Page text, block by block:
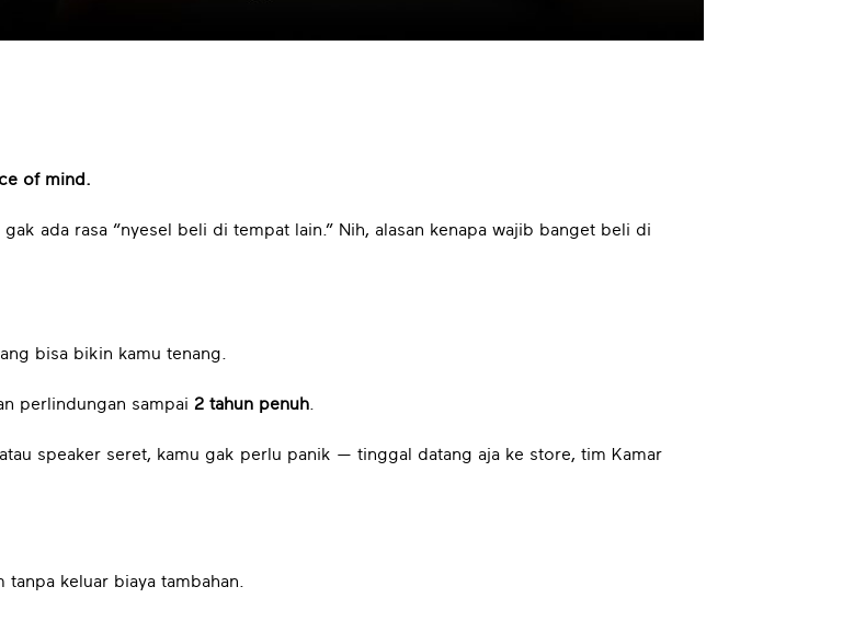
of mind.
ada rasa “nyesel beli di tempat lain.” Nih, alasan kenapa wajib banget beli di
bisa bikin kamu tenang.
perlindungan sampai 2 tahun penuh
speaker seret, kamu gak perlu panik — tinggal datang aja ke store, tim Kamar
keluar biaya tambahan.